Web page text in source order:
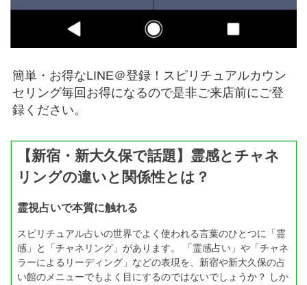
簡単・お得なLINE＠登録！スピリチュアルカウン
セリング毎回お得になるので是非ご来店前にご登
録ください。
【新宿・新大久保で話題】霊感とチャネ
リングの違いと関係性とは？
霊視占いで本質に触れる
スピリチュアル占いの世界でよく使われる言葉のひとつに「霊
感」と「チャネリング」があります。 「霊感占い」や「チャネ
ラーによるリーディング」などの表現を、新宿や新大久保の占
い館のメニューでもよく目にするのではないでしょうか？ しか